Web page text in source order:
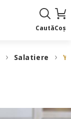
CautăCoș
Salatiere